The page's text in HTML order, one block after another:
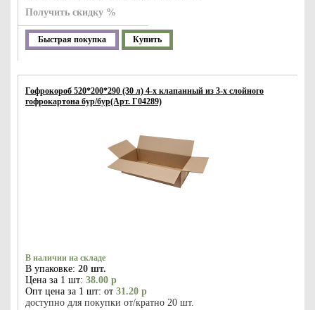
Получить скидку %
Быстрая покупка Купить
Гофрокороб 520*200*290 (30 л) 4-х клапанный из 3-х слойного
гофрокартона бур/бур(Арт. Г04289)
В наличии на складе
В упаковке: 20 шт.
Цена за 1 шт: 38.00 р
Опт цена за 1 шт: от 31.20 р
доступно для покупки от/кратно 20 шт.